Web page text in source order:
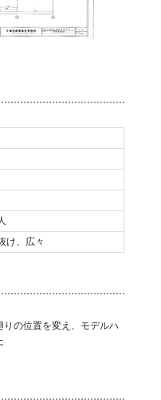
け、広々
りの位置を変え、モデルハ